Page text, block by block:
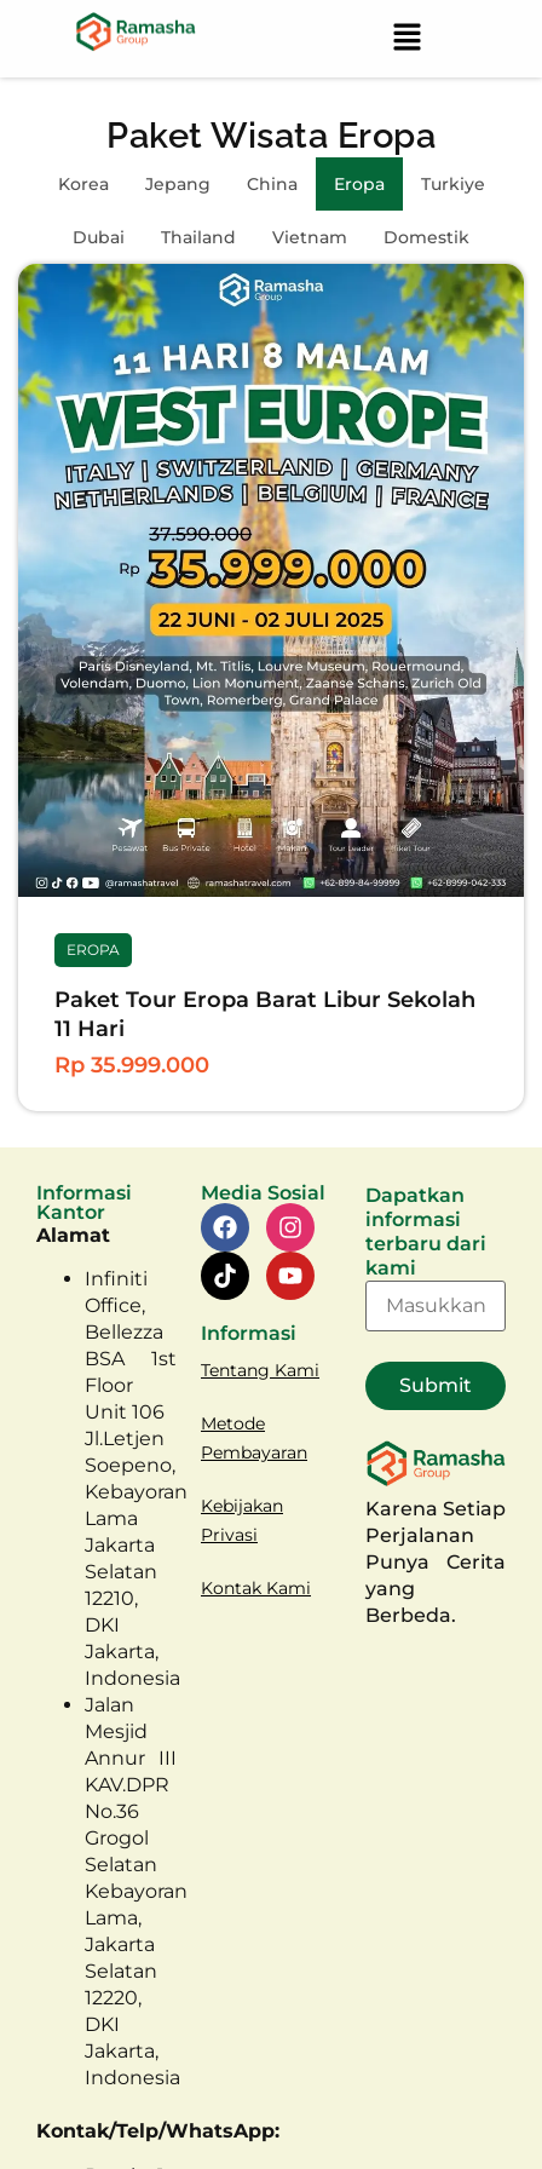
Paket Wisata Eropa
Korea Jepang China Eropa Turkiye
Dubai Thailand Vietnam Domestik
EROPA
Paket Tour Eropa Barat Libur Sekolah
11 Hari
Rp 35.999.000
Informasi
Kantor
Alamat
Infiniti
Office,
Bellezza
BSA 1st
Floor
Unit 106
Jl.Letjen
Soepeno,
Kebayoran
Lama
Jakarta
Selatan
12210,
DKI
Jakarta,
Indonesia
Jalan
Mesjid
Annur III
KAV.DPR
No.36
Grogol
Selatan
Kebayoran
Lama,
Jakarta
Selatan
12220,
DKI
Jakarta,
Indonesia
Kontak/Telp/WhatsApp:
Media Sosial
Informasi
Tentang Kami
Metode
Pembayaran
Kebijakan
Privasi
Kontak Kami
Dapatkan
informasi
terbaru dari
kami
Karena Setiap
Perjalanan
Punya Cerita
yang
Berbeda.